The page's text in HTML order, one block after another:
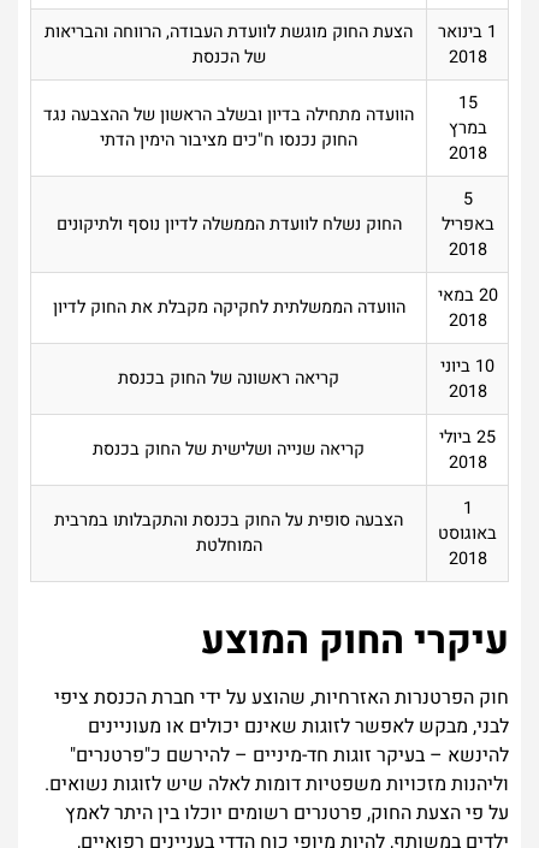
1 בינואר
2018
הצעת החוק מוגשת לוועדת העבודה, הרווחה והבריאות
של הכנסת
15
במרץ
2018
הוועדה מתחילה בדיון ובשלב הראשון של ההצבעה נגד
החוק נכנסו ח"כים מציבור הימין הדתי
5
באפריל
2018
החוק נשלח לוועדת הממשלה לדיון נוסף ולתיקונים
20 במאי
2018
הוועדה הממשלתית לחקיקה מקבלת את החוק לדיון
10 ביוני
2018
קריאה ראשונה של החוק בכנסת
25 ביולי
2018
קריאה שנייה ושלישית של החוק בכנסת
1
באוגוסט
2018
הצבעה סופית על החוק בכנסת והתקבלותו במרבית
המוחלטת
עיקרי החוק המוצע
חוק הפרטנרות האזרחיות, שהוצע על ידי חברת הכנסת ציפי
לבני, מבקש לאפשר לזוגות שאינם יכולים או מעוניינים
להינשא – בעיקר זוגות חד-מיניים – להירשם כ"פרטנרים"
וליהנות מזכויות משפטיות דומות לאלה שיש לזוגות נשואים.
על פי הצעת החוק, פרטנרים רשומים יוכלו בין היתר לאמץ
ילדים במשותף, להיות מיופי כוח הדדי בעניינים רפואיים,